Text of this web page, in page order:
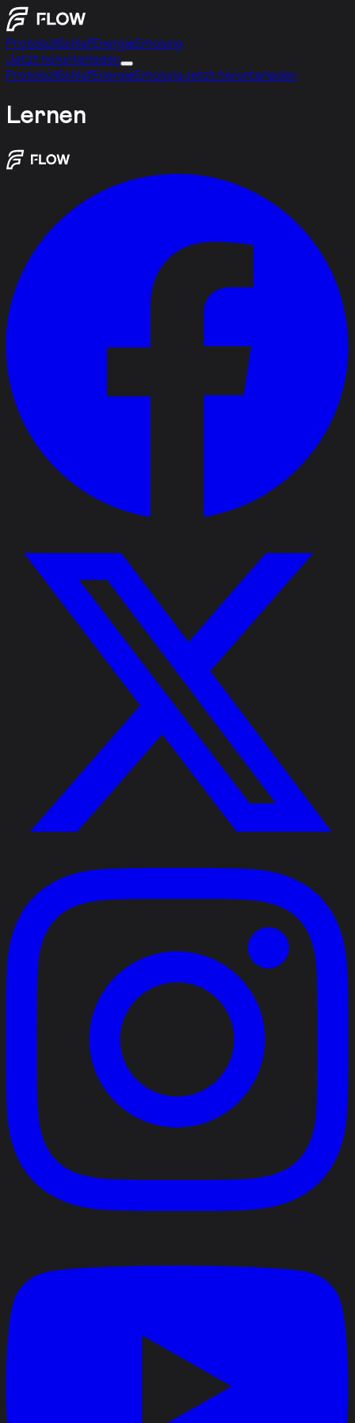
Protokoll SchlafEnergieErholung
Jetzt herunterladen
Protokoll SchlafEnergieErholungJetzt herunterladen
Lernen